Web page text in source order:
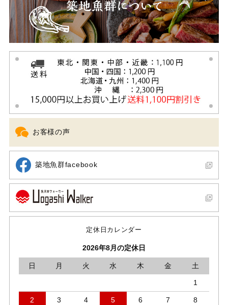
お客様の声
築地魚群facebook
定休日カレンダー
2026年8月の定休日
日 月 火 水 木 金 土
1
2 3 4 5 6 7 8